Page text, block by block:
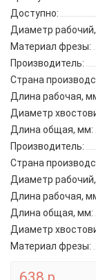
Доступно:
Диаметр
Материал фрезы:
Производитель:
Страна
Длина рабочая,
Диаметр
Длина общая, мм:
Производитель:
Страна
Диаметр
Длина рабочая,
Длина общая, мм:
Диаметр
Материал фрезы: